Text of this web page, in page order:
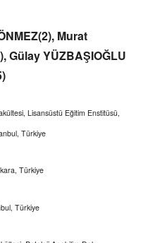
Murat
Gülay YÜZBAŞIOĞLU
Lisansüstü Eğitim Enstitüsü,
Türkiye
Türkiye
Türkiye